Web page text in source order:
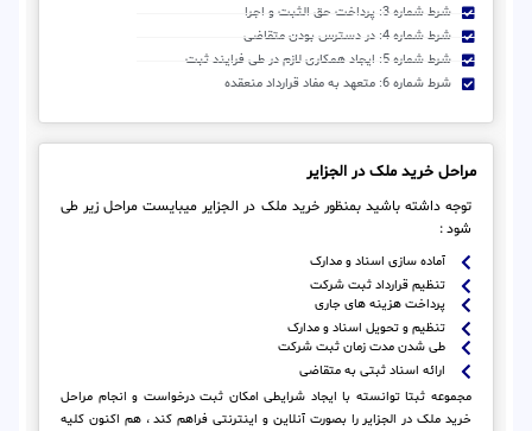
شرط شماره 3: پرداخت حق الثبت و اجرا
شرط شماره 4: در دسترس بودن متقاضی
شرط شماره 5: ایجاد همکاری لازم در طی فرایند ثبت
شرط شماره 6: متعهد به مفاد قرارداد منعقده
مراحل خرید ملک در الجزایر
توجه داشته باشید بمنظور خرید ملک در الجزایر میبایست مراحل زیر طی
شود :
آماده سازی اسناد و مدارک
تنظیم قرارداد ثبت شرکت
پرداخت هزینه های جاری
تنظیم و تحویل اسناد و مدارک
طی شدن مدت زمان ثبت شرکت
ارائه اسناد ثبتی به متقاضی
مجموعه ثبتا توانسته با ایجاد شرایطی امکان ثبت درخواست و انجام مراحل
خرید ملک در الجزایر را بصورت آنلاین و اینترنتی فراهم کند ، هم اکنون کلیه